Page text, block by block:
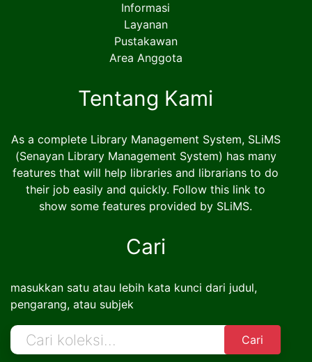
Informasi
Layanan
Pustakawan
Area Anggota
Tentang Kami
As a complete Library Management System, SLiMS
(Senayan Library Management System) has many
features that will help libraries and librarians to do
their job easily and quickly. Follow this link to
show some features provided by SLiMS.
Cari
masukkan satu atau lebih kata kunci dari judul,
pengarang, atau subjek
Cari